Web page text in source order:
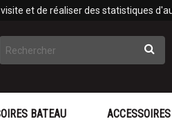
et de réaliser des statistiques
BATEAU